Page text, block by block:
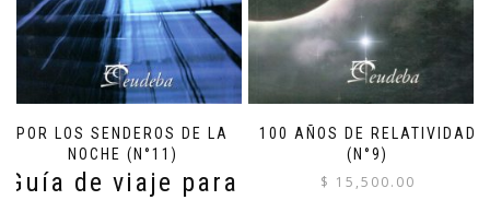
POR LOS SENDEROS DE LA
NOCHE (N°11)
Guía de viaje para
100 AÑOS DE RELATIVIDAD
(N°9)
$ 15,500.00